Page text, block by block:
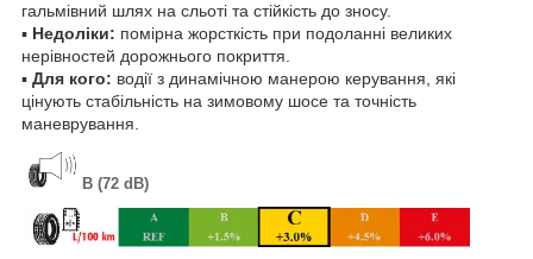
гальмівний шлях на сльоті та стійкість до зносу.
▪ Недоліки: помірна жорсткість при подоланні великих
нерівностей дорожнього покриття.
▪ Для кого: водії з динамічною манерою керування, які
цінують стабільність на зимовому шосе та точність
маневрування.
B (72 dB)